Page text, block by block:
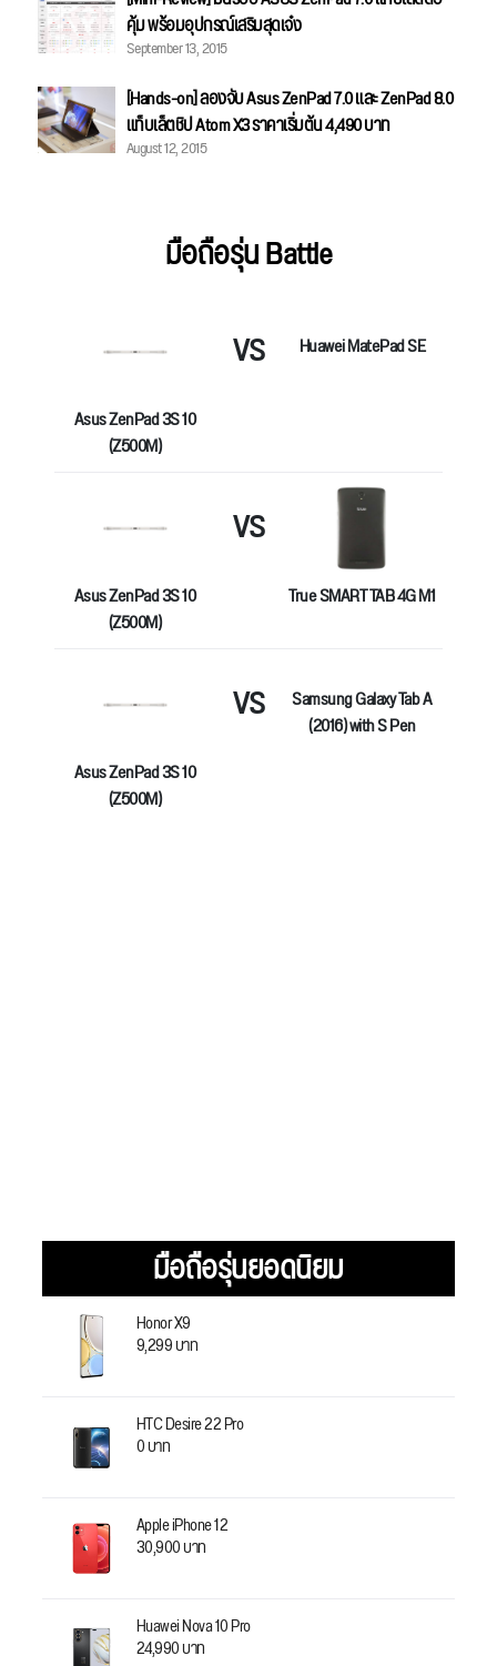
คุ้ม พร้อมอุปกรณ์เสริมสุดเจ๋ง
September 13, 2015
[Hands-on] ลองจับ Asus ZenPad 7.0 และ ZenPad 8.0
แท็บเล็ตชิป Atom X3 ราคาเริ่มต้น 4,490 บาท
August 12, 2015
มือถือรุ่น Battle
Asus ZenPad 3S 10
(Z500M)
VS Huawei MatePad SE
Asus ZenPad 3S 10
(Z500M)
VS
True SMART TAB 4G M1
Asus ZenPad 3S 10
(Z500M)
VS Samsung Galaxy Tab A
(2016) with S Pen
มือถือรุ่นยอดนิยม
Honor X9
9,299 บาท
HTC Desire 22 Pro
0 บาท
Apple iPhone 12
30,900 บาท
Huawei Nova 10 Pro
24,990 บาท